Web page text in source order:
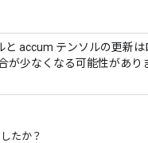
と accum テンソルの更新
が少なくなる可能性があり
たか？